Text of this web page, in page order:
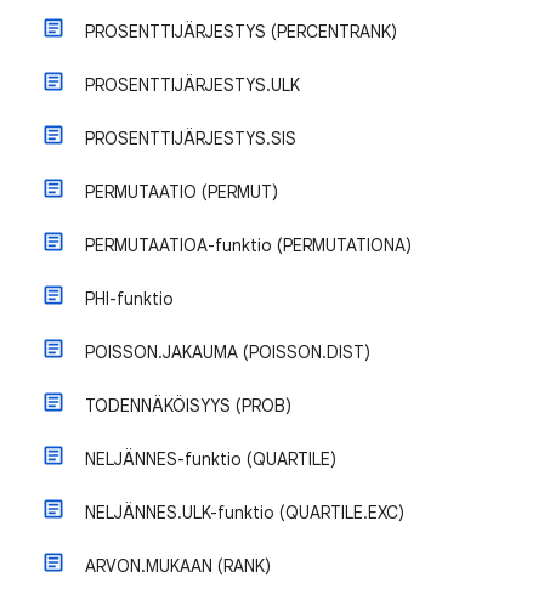
PROSENTTIJÄRJESTYS (PERCENTRANK)
PROSENTTIJÄRJESTYS.ULK
PROSENTTIJÄRJESTYS.SIS
PERMUTAATIO (PERMUT)
PERMUTAATIOA-funktio (PERMUTATIONA)
PHI-funktio
POISSON.JAKAUMA (POISSON.DIST)
TODENNÄKÖISYYS (PROB)
NELJÄNNES-funktio (QUARTILE)
NELJÄNNES.ULK-funktio (QUARTILE.EXC)
ARVON.MUKAAN (RANK)